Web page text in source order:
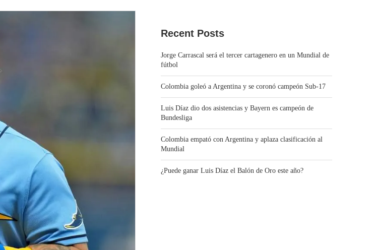
Recent Posts
Jorge Carrascal será el tercer cartagenero en un Mundial de
fútbol
Colombia goleó a Argentina y se coronó campeón Sub-17
Luis Díaz dio dos asistencias y Bayern es campeón de
Bundesliga
Colombia empató con Argentina y aplaza clasificación al
Mundial
¿Puede ganar Luis Díaz el Balón de Oro este año?